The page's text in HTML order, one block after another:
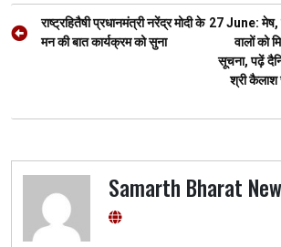
o
p
p
m er
Post
navigation
राष्ट्रहितैषी प्रधानमंत्री नरेंद्र मोदी के
मन की बात कार्यक्रम को सुना
27 June: मेष,
वालों को
सूचना, पढ़ें
श्री कैलाश
Samarth Bharat